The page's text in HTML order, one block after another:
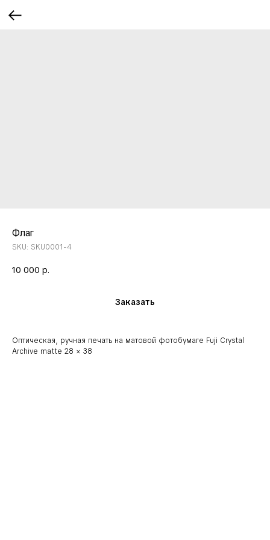
Флаг
SKU: SKU0001-4
10 000 р.
Заказать
Оптическая, ручная печать на матовой фотобумаге Fuji Crystal
Archive matte 28 × 38